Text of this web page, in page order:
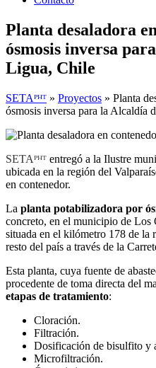
Planta desaladora
ósmosis inversa
Ligua, Chile
SETAᴾᴴᵀ » Proyectos » Planta
ósmosis inversa para la Alcaldía
SETAᴾᴴᵀ entregó a la Ilustre
ubicada en la región del
en contenedor.
La planta potabilizadora por
concreto, en el municipio de
situada en el kilómetro 178 de la
resto del país a través de la
Esta planta, cuya fuente de
procedente de toma directa del
etapas de tratamiento:
Cloración.
Filtración.
Dosificación de bisulfito y
Microfiltración.